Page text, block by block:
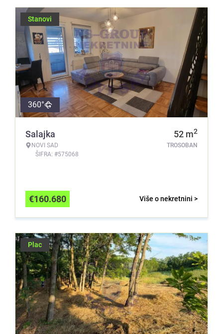
Stanovi
360°
Salajka
NOVI SAD
ŠIFRA: #575068
52 m2
TROSOBAN
Više o nekretnini >
€160.680
Plac